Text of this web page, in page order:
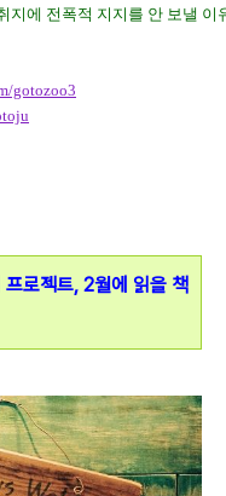
지에 전폭적 지지를 안 보낼 이
gotozoo3
로젝트, 2월에 읽을 책